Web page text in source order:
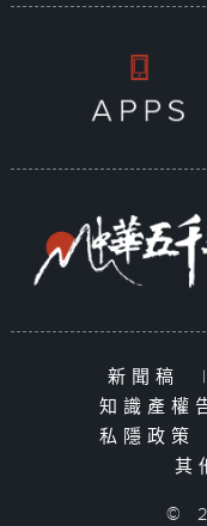
新聞稿 |
知識產權
私隱政策
其
©